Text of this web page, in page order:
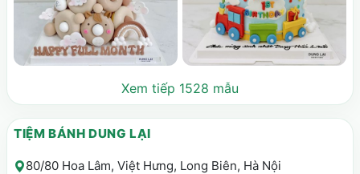
Xem tiếp 1528 mẫu
TIỆM BÁNH DUNG LẠI
80/80 Hoa Lâm, Việt Hưng, Long Biên, Hà Nội